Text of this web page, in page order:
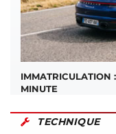
IMMATRICULATION
MINUTE
TECHNIQUE